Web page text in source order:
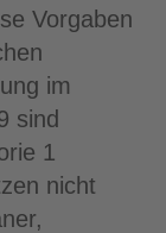
Vorgaben
im
sind
1
nicht